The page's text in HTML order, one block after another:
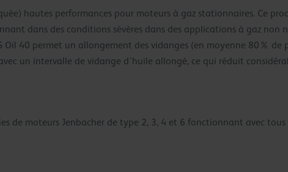
hautes performances pour moteurs à gaz stationnaires. Ce
dans des conditions sévères dans des applications à gaz non
Oil 40 permet un allongement des vidanges (en moyenne 80% de
un intervalle de vidange d’huile allongé, ce qui réduit
de moteurs Jenbacher de type 2, 3, 4 et 6 fonctionnant avec